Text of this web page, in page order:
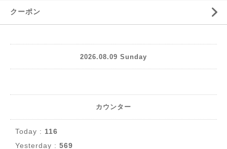
クーポン
2026.08.09 Sunday
カウンター
Today : 116
Yesterday : 569